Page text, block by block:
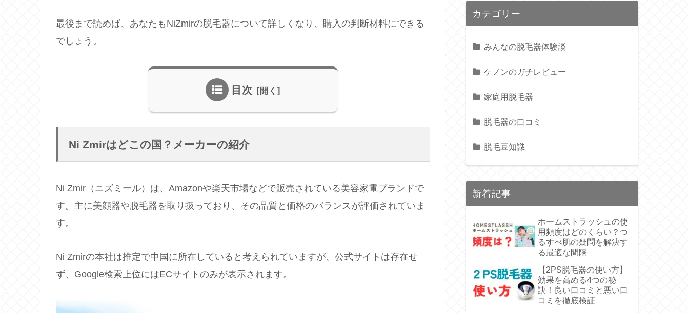
最後まで読めば、あなたもNiZmirの脱毛器について詳しくなり、購入の判断材料にできる
でしょう。
目次
Ni Zmirはどこの国？メーカーの紹介
Ni Zmir（ニズミール）は、Amazonや楽天市場などで販売されている美容家電ブランドで
す。主に美顔器や脱毛器を取り扱っており、その品質と価格のバランスが評価されていま
す。
Ni Zmirの本社は推定で中国に所在していると考えられていますが、公式サイトは存在せ
ず、Google検索上位にはECサイトのみが表示されます。
カテゴリー
みんなの脱毛器体験談
ケノンのガチレビュー
家庭用脱毛器
脱毛器の口コミ
脱毛豆知識
新着記事
ホームストラッシュの使
用頻度はどのくらい？つ
るすべ肌の疑問を解決す
る最適な間隔
【2PS脱毛器の使い方】
効果を高める4つの秘
訣！良い口コミと悪い口
コミを徹底検証